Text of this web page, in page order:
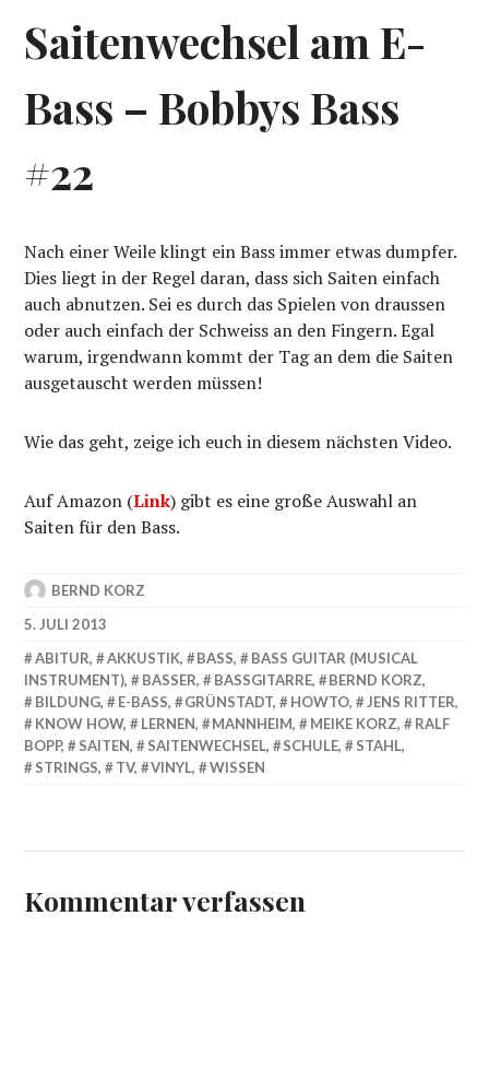
Saitenwechsel am E-
Bass – Bobbys Bass
#22
Nach einer Weile klingt ein Bass immer etwas dumpfer.
Dies liegt in der Regel daran, dass sich Saiten einfach
auch abnutzen. Sei es durch das Spielen von draussen
oder auch einfach der Schweiss an den Fingern. Egal
warum, irgendwann kommt der Tag an dem die Saiten
ausgetauscht werden müssen!
Wie das geht, zeige ich euch in diesem nächsten Video.
Auf Amazon (Link) gibt es eine große Auswahl an
Saiten für den Bass.
BERND KORZ
5. JULI 2013
ABITUR, AKKUSTIK, BASS,
BASS GUITAR (MUSICAL
INSTRUMENT), BASSER, BASSGITARRE, BERND KORZ,
BILDUNG, E-BASS, GRÜNSTADT, HOWTO, JENS RITTER,
KNOW HOW, LERNEN, MANNHEIM, MEIKE KORZ,
RALF
BOPP, SAITEN, SAITENWECHSEL, SCHULE, STAHL,
STRINGS, TV, VINYL, WISSEN
Kommentar verfassen